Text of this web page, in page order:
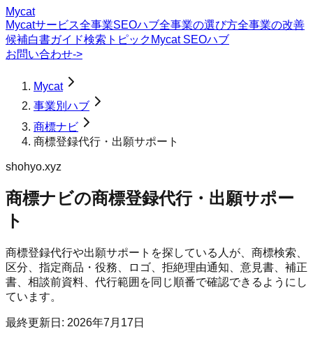
Mycat
Mycatサービス全事業SEOハブ全事業の選び方全事業の改善
候補白書ガイド検索トピック Mycat SEOハブ
お問い合わせ->
Mycat
事業別ハブ
商標ナビ
商標登録代行・出願サポート
shohyo.xyz
商標ナビの商標登録代行・出願サポー
ト
商標登録代行や出願サポートを探している人が、商標検索、
区分、指定商品・役務、ロゴ、拒絶理由通知、意見書、補正
書、相談前資料、代行範囲を同じ順番で確認できるようにし
ています。
最終更新日: 2026年7月17日